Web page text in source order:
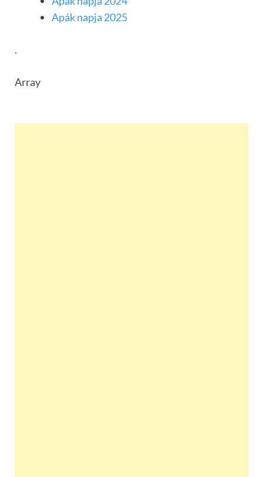
Apák napja 2025
.
Array